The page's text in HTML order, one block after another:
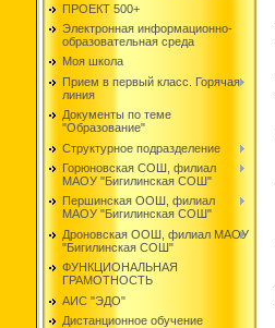
ПРОЕКТ 500+
Электронная информационно-
образовательная среда
Моя школа
Прием в первый класс. Горячая
линия
Документы по теме
"Образование"
Структурное подразделение
Горюновская СОШ, филиал
МАОУ "Бигилинская СОШ"
Першинская ООШ, филиал
МАОУ "Бигилинская СОШ"
Дроновская ООШ, филиал МАОУ
"Бигилинская СОШ"
ФУНКЦИОНАЛЬНАЯ
ГРАМОТНОСТЬ
АИС "ЭДО"
Дистанционное обучение